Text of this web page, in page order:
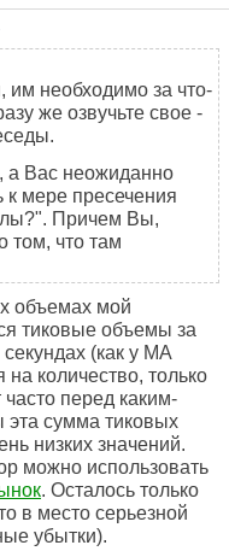
им необходимо за что-
же озвучьте свое -
а Вас неожиданно
мере пресечения
Причем Вы,
том, что там
объемах мой
тиковые объемы за
(как у MA
количество, только
часто перед каким-
сумма тиковых
низких значений.
можно использовать
. Осталось только
в место серьезной
убытки).